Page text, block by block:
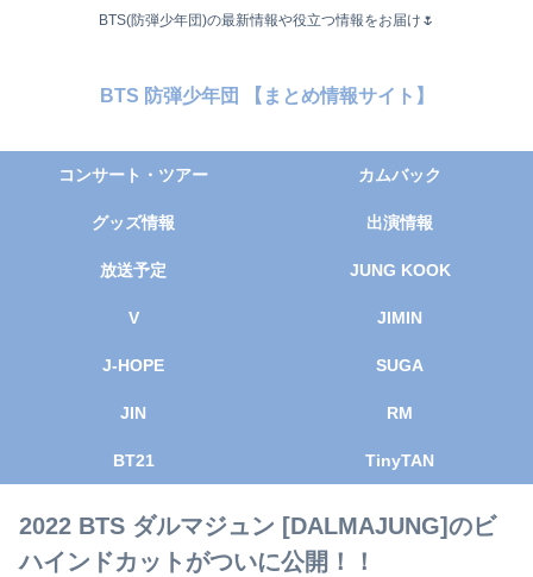
BTS(防弾少年団)の最新情報や役立つ情報をお届け🌷
BTS 防弾少年団 【まとめ情報サイト】
コンサート・ツアー カムバック
グッズ情報 出演情報
放送予定 JUNG KOOK
V JIMIN
J-HOPE SUGA
JIN RM
BT21 TinyTAN
2022 BTS ダルマジュン [DALMAJUNG]のビ
ハインドカットがついに公開！！